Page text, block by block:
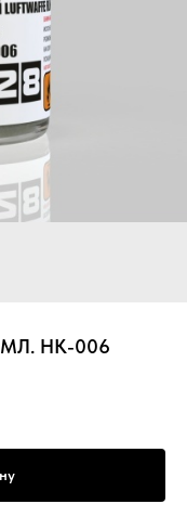
МЛ. НК-006